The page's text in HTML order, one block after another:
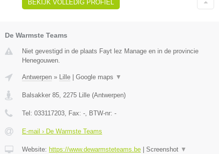
BEKIJK VOLLEDIG PROFIEL
De Warmste Teams
Niet gevestigd in de plaats Fayt lez Manage en in de provincie
Henegouwen.
Antwerpen » Lille Google maps ▼
Balsakker 85, 2275 Lille (Antwerpen)
Tel: 033117203, Fax: -, BTW-nr: -
E-mail › De Warmste Teams
Website: https://www.dewarmsteteams.be Screenshot ▼